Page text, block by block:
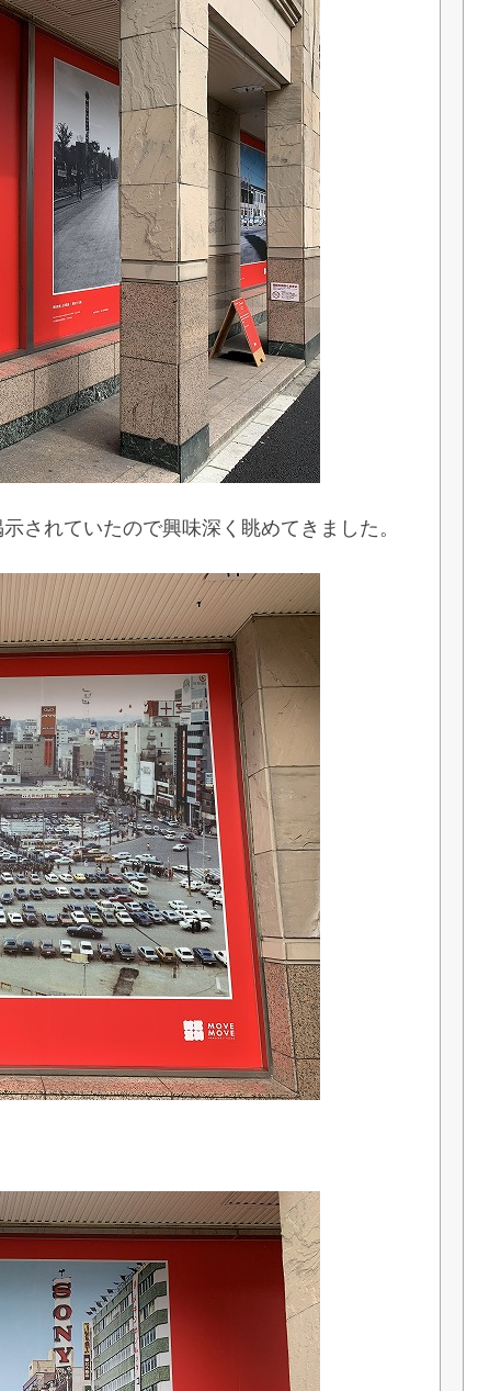
されていたので興味深く眺めてきました。